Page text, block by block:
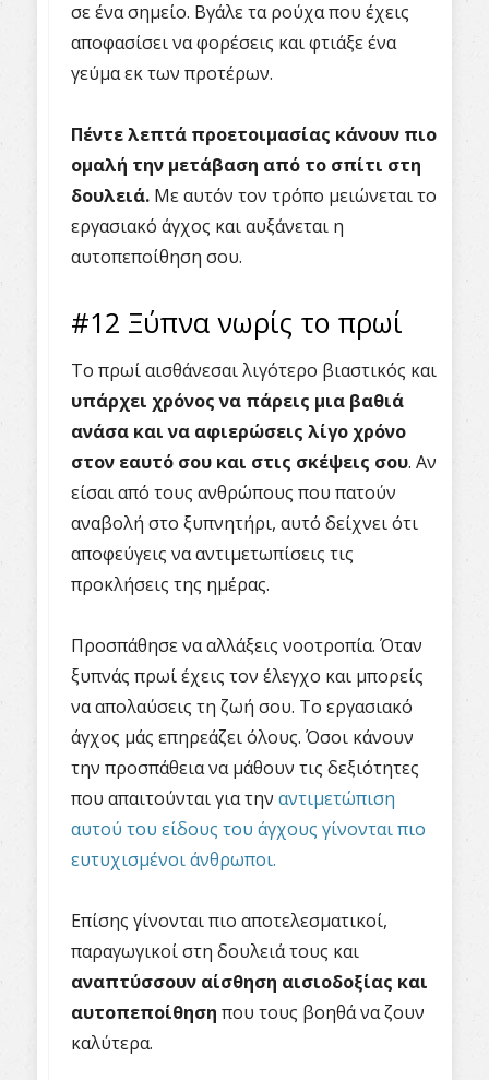
σε ένα σημείο. Βγάλε τα ρούχα που έχεις
αποφασίσει να φορέσεις και φτιάξε ένα
γεύμα εκ των προτέρων.
Πέντε λεπτά προετοιμασίας κάνουν πιο
ομαλή την μετάβαση από το σπίτι στη
δουλειά. Με αυτόν τον τρόπο μειώνεται το
εργασιακό άγχος και αυξάνεται η
αυτοπεποίθηση σου.
#12 Ξύπνα νωρίς το πρωί
Το πρωί αισθάνεσαι λιγότερο βιαστικός και
υπάρχει χρόνος να πάρεις μια βαθιά
ανάσα και να αφιερώσεις λίγο χρόνο
στον εαυτό σου και στις σκέψεις σου. Αν
είσαι από τους ανθρώπους που πατούν
αναβολή στο ξυπνητήρι, αυτό δείχνει ότι
αποφεύγεις να αντιμετωπίσεις τις
προκλήσεις της ημέρας.
Προσπάθησε να αλλάξεις νοοτροπία. Όταν
ξυπνάς πρωί έχεις τον έλεγχο και μπορείς
να απολαύσεις τη ζωή σου. Το εργασιακό
άγχος μάς επηρεάζει όλους. Όσοι κάνουν
την προσπάθεια να μάθουν τις δεξιότητες
που απαιτούνται για την αντιμετώπιση
αυτού του είδους του άγχους γίνονται πιο
ευτυχισμένοι άνθρωποι.
Επίσης γίνονται πιο αποτελεσματικοί,
παραγωγικοί στη δουλειά τους και
αναπτύσσουν αίσθηση αισιοδοξίας και
αυτοπεποίθηση που τους βοηθά να ζουν
καλύτερα.